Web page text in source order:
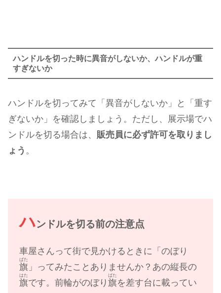
ハンドルを切った時に異音がしないか、ハンドルが重
すぎないか
ハンドルを切ってみて「異音がしないか」と「重す
ぎないか」を確認しましょう。ただし、展示場でハ
ンドルを切る場合は、 販売員に必ず許可を取りまし
ょう 。
ハンドルを切る前の注意点
車屋さんって街で見かけるときに「のぼり
旗
ばた
」ってみたことありませんか？あの縦長の
旗
はた
です。前輪がのぼり 旗
ばた
を差す台に載ってい